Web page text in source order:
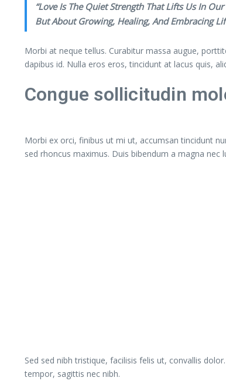
“Love Is The Quiet Strength That Lifts Us In
But About Growing, Healing, And Embracing
Morbi at neque tellus. Curabitur massa augue,
dapibus id. Nulla eros eros, tincidunt at lacus quis,
Congue sollicitudin
Morbi ex orci, finibus ut mi ut, accumsan tincidunt
sed rhoncus maximus. Duis bibendum a magna nec
Sed sed nibh tristique, facilisis felis ut, convallis
tempor, sagittis nec nibh.